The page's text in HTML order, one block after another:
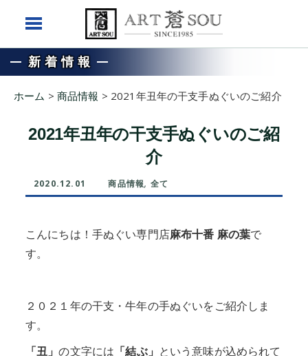
新着情報
ホーム > 商品情報 > 2021年丑年の干支手ぬぐいのご紹介
2021年丑年の干支手ぬぐいのご紹
介
2020.12.01 商品情報, 全て
こんにちは！手ぬぐい専門店麻布十番 麻の葉で
す。
２０２１年の干支・牛年の手ぬぐいをご紹介しま
す。
「丑」の文字には 「結ぶ」 という意味が込められて